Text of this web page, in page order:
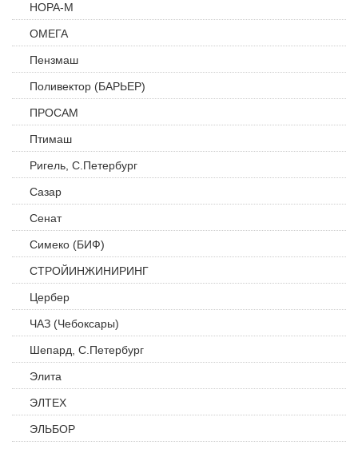
НОРА-М
ОМЕГА
Пензмаш
Поливектор (БАРЬЕР)
ПРОСАМ
Птимаш
Ригель, С.Петербург
Сазар
Сенат
Симеко (БИФ)
СТРОЙИНЖИНИРИНГ
Цербер
ЧАЗ (Чебоксары)
Шепард, С.Петербург
Элита
ЭЛТЕХ
ЭЛЬБОР